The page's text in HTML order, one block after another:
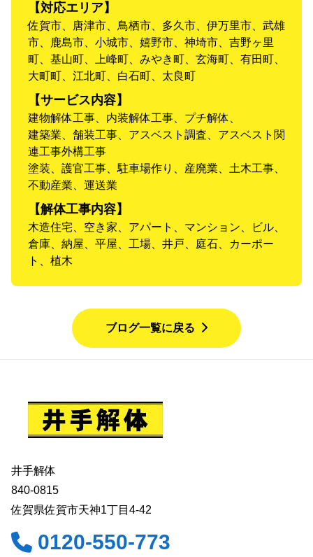
【対応エリア】
佐賀市、唐津市、鳥栖市、多久市、伊万里市、武雄
市、鹿島市、小城市、嬉野市、神埼市、吉野ヶ里
町、基山町、上峰町、みやき町、玄海町、有田町、
大町町、江北町、白石町、太良町
【サービス内容】
建物解体工事、内装解体工事、プチ解体、
建築業、舗装工事、アスベスト調査、アスベスト関
連工事外構工事
塗装、護官工事、駐車場作り、産廃業、土木工事、
不動産業、運送業
【解体工事内容】
木造住宅、空き家、アパート、マンション、ビル、
倉庫、納屋、平屋、工場、井戸、庭石、カーポー
ト、植木
ブログ一覧に戻る
井手解体
840-0815
佐賀県佐賀市天神1丁目4-42
0120-550-773